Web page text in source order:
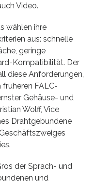
Video.
wählen ihre
aus: schnelle
geringe
Kompatibilität. Der
diese Anforderungen,
FALC-
Gehäuse- und
Wolff, Vice
Drahtgebundene
der Sprach- und
und